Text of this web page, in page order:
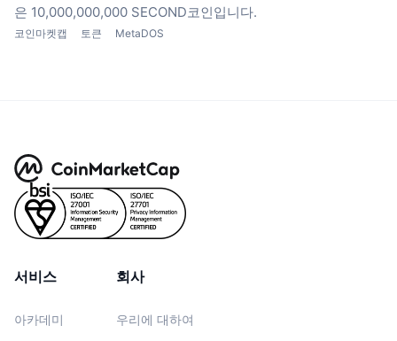
은 10,000,000,000 SECOND코인입니다.
코인마켓캡 토큰 MetaDOS
서비스
아카데미
회사
우리에 대하여